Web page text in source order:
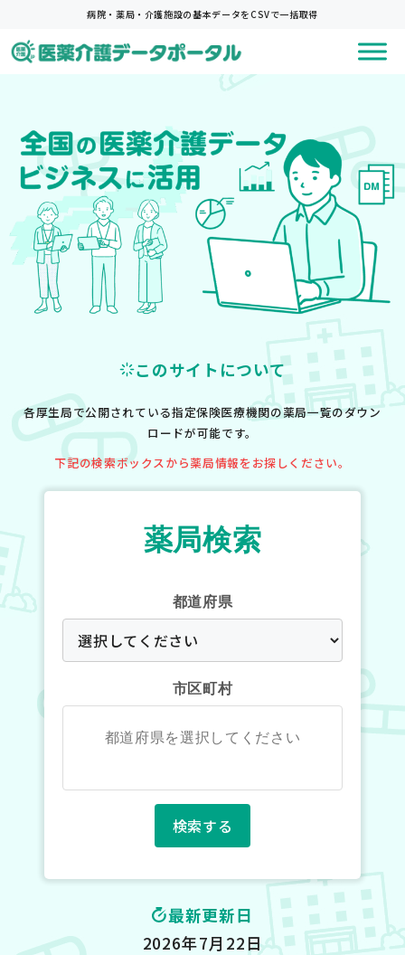
テ
プ
病院・薬局・介護施設の基本データをCSVで一括取得
このサイトについて
各厚生局で公開されている指定保険医療機関の薬局一覧のダウン
ロードが可能です。
下記の検索ボックスから薬局情報をお探しください。
薬局検索
都道府県
市区町村
都道府県を選択してください
検索する
最新更新日
2026年7月22日